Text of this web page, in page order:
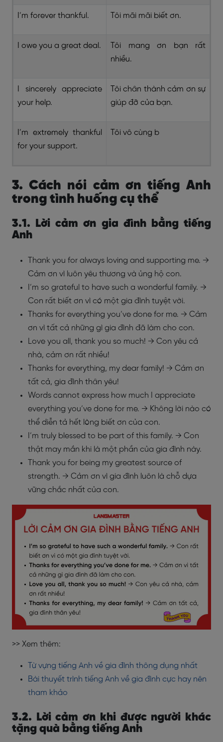
I’m forever thankful. Tôi mãi mãi biết ơn.
I owe you a great deal.
Tôi mang ơn bạn rất
nhiều.
I sincerely appreciate
your help.
Tôi chân thành cảm ơn sự
giúp đỡ của bạn.
I’m extremely thankful
for your support.
Tôi vô cùng b
3. Cách nói cảm ơn tiếng Anh
trong tình huống cụ thể
3.1. Lời cảm ơn gia đình bằng tiếng
Anh
Thank you for always loving and supporting me. →
Cảm ơn vì luôn yêu thương và ủng hộ con.
I’m so grateful to have such a wonderful family. →
Con rất biết ơn vì có một gia đình tuyệt vời.
Thanks for everything you’ve done for me. → Cảm
ơn vì tất cả những gì gia đình đã làm cho con.
Love you all, thank you so much! → Con yêu cả
nhà, cảm ơn rất nhiều!
Thanks for everything, my dear family! → Cảm ơn
tất cả, gia đình thân yêu!
Words cannot express how much I appreciate
everything you’ve done for me. → Không lời nào có
thể diễn tả hết lòng biết ơn của con.
I’m truly blessed to be part of this family. → Con
thật may mắn khi là một phần của gia đình này.
Thank you for being my greatest source of
strength. → Cảm ơn vì gia đình luôn là chỗ dựa
vững chắc nhất của con.
>> Xem thêm:
Từ vựng tiếng Anh về gia đình thông dụng nhất
Bài thuyết trình tiếng Anh về gia đình cực hay nên
tham khảo
3.2. Lời cảm ơn khi được người khác
tặng quà bằng tiếng Anh